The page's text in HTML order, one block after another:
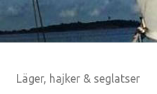
Läger, hajker & seglatser